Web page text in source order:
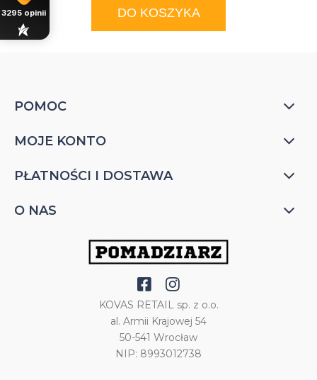
DO KOSZYKA
POMOC
MOJE KONTO
PŁATNOŚCI I DOSTAWA
O NAS
KOVAS RETAIL sp. z o.o.
al. Armii Krajowej 54
50-541 Wrocław
NIP: 8993012738
3295 opinii